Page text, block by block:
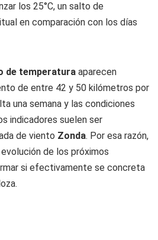
los 25°C, un salto de
en comparación con los días
de temperatura aparecen
de entre 42 y 50 kilómetros por
una semana y las condiciones
indicadores suelen ser
de viento Zonda. Por esa razón,
de los próximos
si efectivamente se concreta